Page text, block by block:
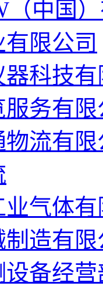
（中国
限公司
科技
服务有
流有限
气体
造有
备经营